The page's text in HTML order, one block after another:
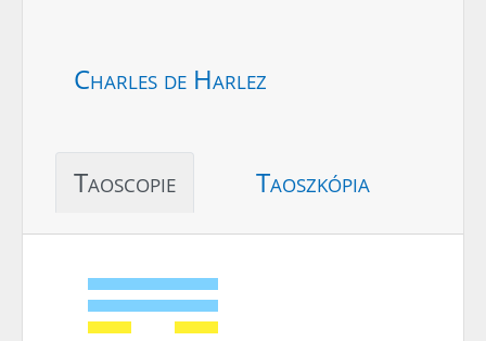
Charles de Harlez
Taoscopie Taoszkópia